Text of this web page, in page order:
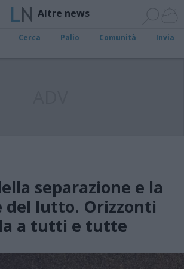
Altre news
Cerca Palio Comunità Invia
separazione e la
del lutto. Orizzonti
a tutti e tutte